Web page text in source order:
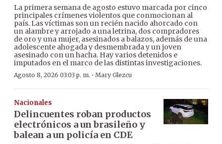
La primera semana de agosto estuvo marcada por cinco
principales crímenes violentos que conmocionan al
país. Las víctimas son un recién nacido ahorcado con
un alambre y arrojado a una letrina, dos compradores
de oro y una mujer, asesinados a balazos, además de una
adolescente ahogada y desmembrada y un joven
asesinado con un hacha. Hay varios detenidos e
imputados en el marco de las distintas investigaciones.
Agosto 8, 2026 03:03 p. m. · Mary Glezcu
Nacionales
Delincuentes roban productos
electrónicos a un brasileño y
balean a un policía en CDE